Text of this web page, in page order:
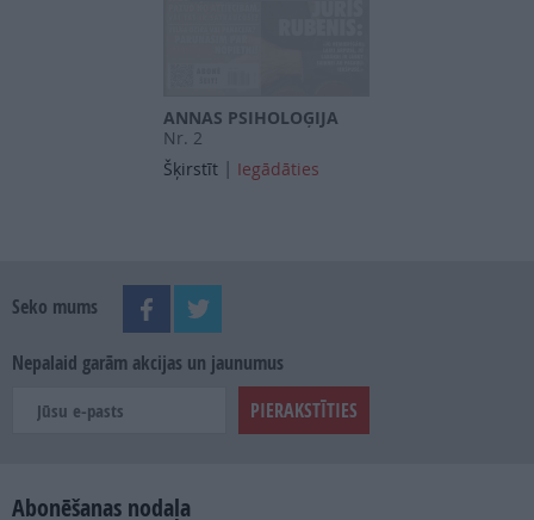
ANNAS PSIHOLOĢIJA
Nr. 2
Šķirstīt | Iegādāties
Seko mums
Nepalaid garām akcijas un jaunumus
Abonēšanas nodaļa